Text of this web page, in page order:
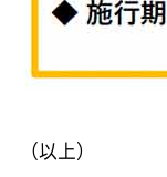
（以上）